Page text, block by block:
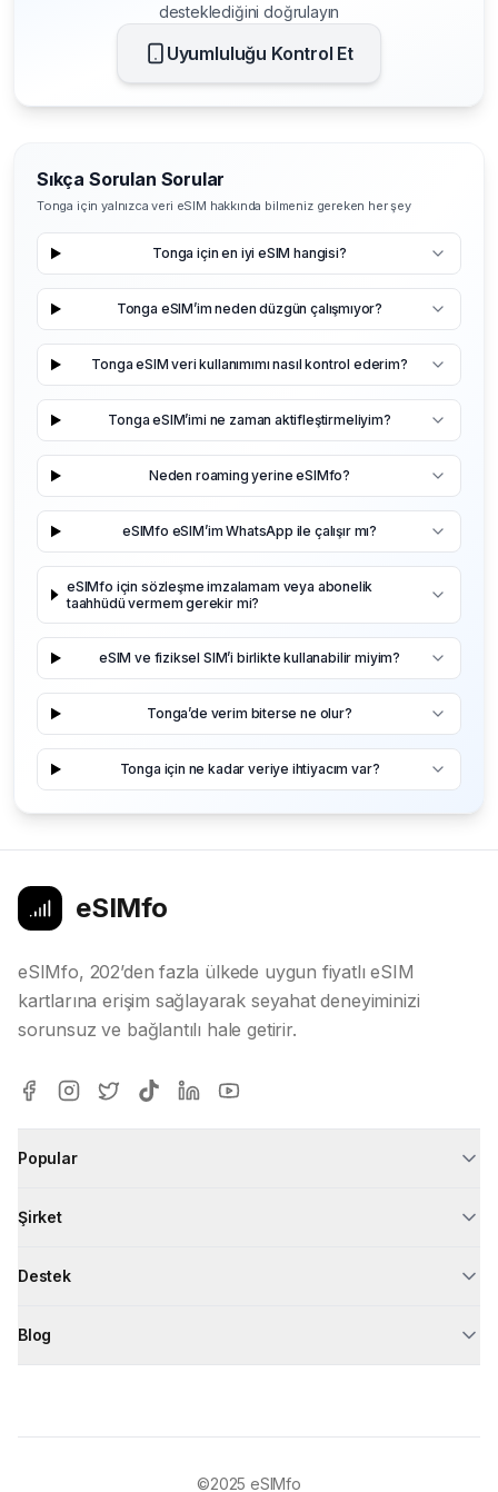
desteklediğini doğrulayın
Uyumluluğu Kontrol Et
Sıkça Sorulan Sorular
Tonga için yalnızca veri eSIM hakkında bilmeniz gereken her şey
Tonga için en iyi eSIM hangisi?
Tonga eSIM’im neden düzgün çalışmıyor?
Tonga eSIM veri kullanımımı nasıl kontrol ederim?
Tonga eSIM’imi ne zaman aktifleştirmeliyim?
Neden roaming yerine eSIMfo?
eSIMfo eSIM’im WhatsApp ile çalışır mı?
eSIMfo için sözleşme imzalamam veya abonelik
taahhüdü vermem gerekir mi?
eSIM ve fiziksel SIM’i birlikte kullanabilir miyim?
Tonga’de verim biterse ne olur?
Tonga için ne kadar veriye ihtiyacım var?
eSIMfo
eSIMfo, 202’den fazla ülkede uygun fiyatlı eSIM
kartlarına erişim sağlayarak seyahat deneyiminizi
sorunsuz ve bağlantılı hale getirir.
Popular
Şirket
Destek
Blog
©2025 eSIMfo